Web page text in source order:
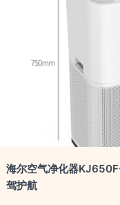
海尔空气净化器
驾护航